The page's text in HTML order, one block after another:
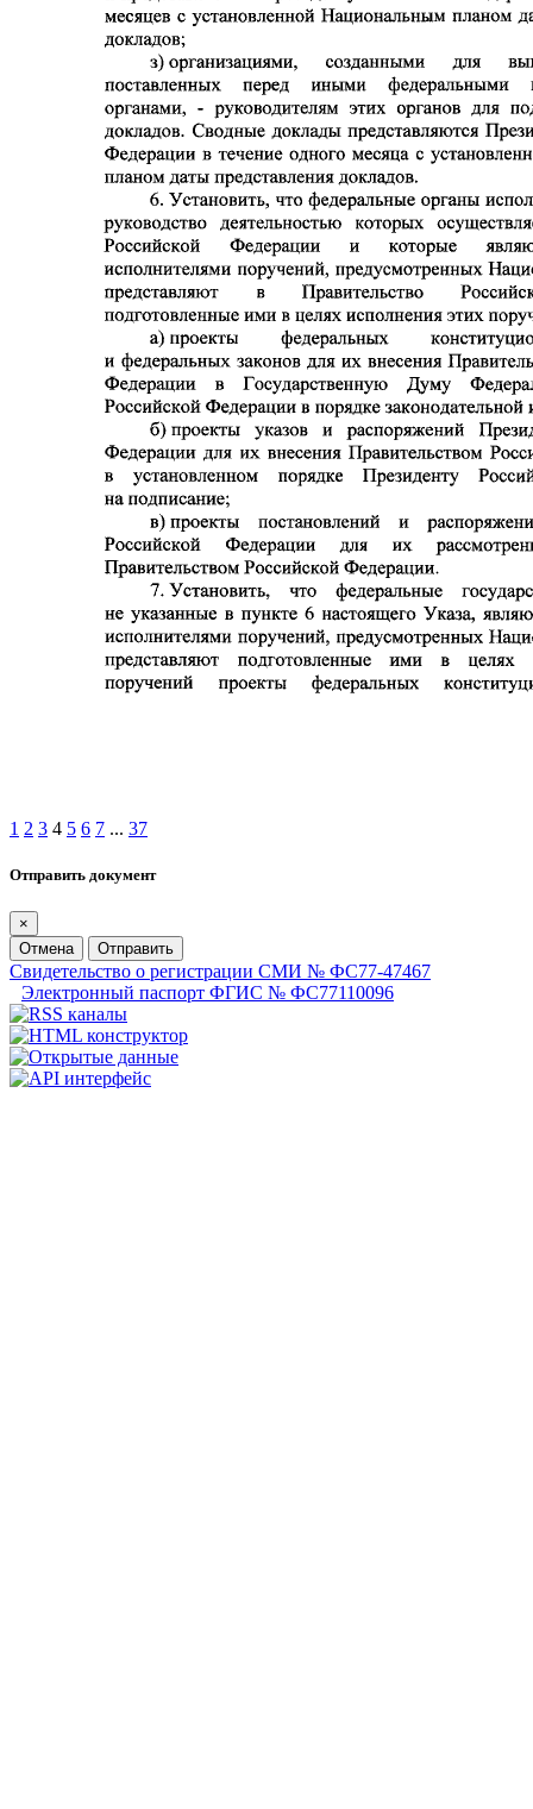
1 2 3 4 5 6 7 ... 37
Отправить документ
×
Отмена
Отправить
Свидетельство о регистрации СМИ № ФС77-47467
Электронный паспорт ФГИС № ФС77110096